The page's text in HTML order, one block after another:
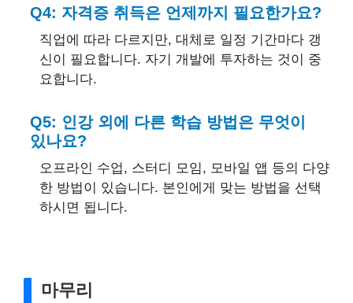
Q4: 자격증 취득은 언제까지 필요한가요?
직업에 따라 다르지만, 대체로 일정 기간마다 갱
신이 필요합니다. 자기 개발에 투자하는 것이 중
요합니다.
Q5: 인강 외에 다른 학습 방법은 무엇이
있나요?
오프라인 수업, 스터디 모임, 모바일 앱 등의 다양
한 방법이 있습니다. 본인에게 맞는 방법을 선택
하시면 됩니다.
마무리